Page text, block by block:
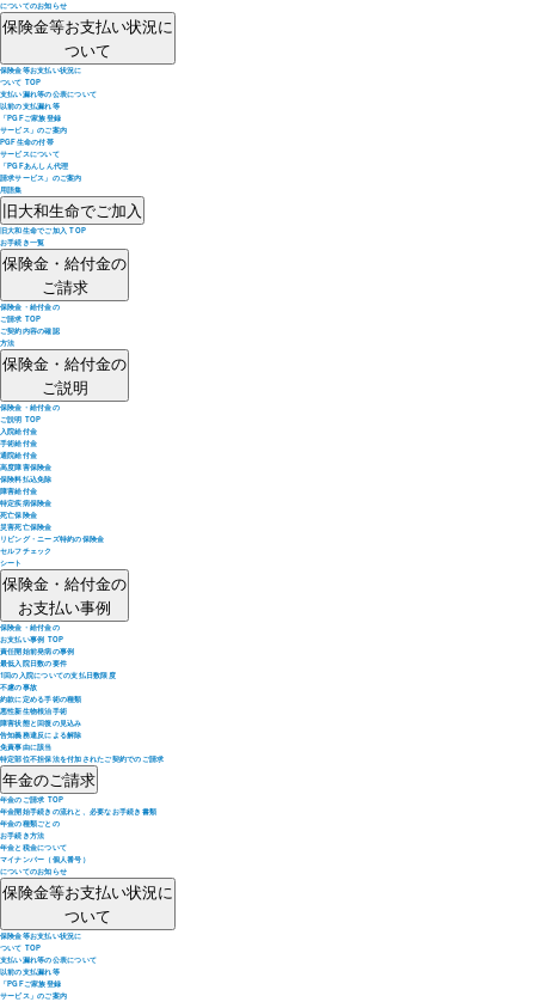
についてのお知らせ
保険金等お支払い状況に
ついて
保険金等お支払い状況に
ついて TOP
支払い漏れ等の公表について
以前の支払漏れ等
「PGFご家族登録
サービス」のご案内
PGF生命の付帯
サービスについて
「PGFあんしん代理
請求サービス」のご案内
用語集
旧大和生命でご加入
旧大和生命でご加入 TOP
お手続き一覧
保険金・給付金の
ご請求
保険金・給付金の
ご請求 TOP
ご契約内容の確認
方法
保険金・給付金の
ご説明
保険金・給付金の
ご説明 TOP
入院給付金
手術給付金
通院給付金
高度障害保険金
保険料払込免除
障害給付金
特定疾病保険金
死亡保険金
災害死亡保険金
リビング・ニーズ特約の保険金
セルフチェック
シート
保険金・給付金の
お支払い事例
保険金・給付金の
お支払い事例 TOP
責任開始前発病の事例
最低入院日数の要件
1回の入院についての支払日数限度
不慮の事故
約款に定める手術の種類
悪性新生物根治手術
障害状態と回復の見込み
告知義務違反による解除
免責事由に該当
特定部位不担保法を付加されたご契約でのご請求
年金のご請求
年金のご請求 TOP
年金開始手続きの流れと、必要なお手続き書類
年金の種類ごとの
お手続き方法
年金と税金について
マイナンバー（個人番号）
についてのお知らせ
保険金等お支払い状況に
ついて
保険金等お支払い状況に
ついて TOP
支払い漏れ等の公表について
以前の支払漏れ等
「PGFご家族登録
サービス」のご案内